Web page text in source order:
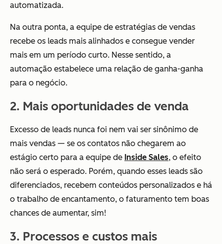
automatizada.
Na outra ponta, a equipe de estratégias de vendas
recebe os leads mais alinhados e consegue vender
mais em um período curto. Nesse sentido, a
automação estabelece uma relação de ganha-ganha
para o negócio.
2. Mais oportunidades de venda
Excesso de leads nunca foi nem vai ser sinônimo de
mais vendas — se os contatos não chegarem ao
estágio certo para a equipe de Inside Sales, o efeito
não será o esperado. Porém, quando esses leads são
diferenciados, recebem conteúdos personalizados e há
o trabalho de encantamento, o faturamento tem boas
chances de aumentar, sim!
3. Processos e custos mais